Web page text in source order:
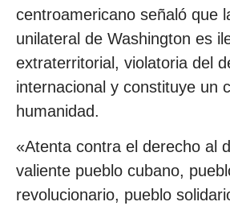
centroamericano señaló que
unilateral de Washington es
extraterritorial, violatoria del
internacional y constituye un
humanidad.
«Atenta contra el derecho al
valiente pueblo cubano,
revolucionario, pueblo